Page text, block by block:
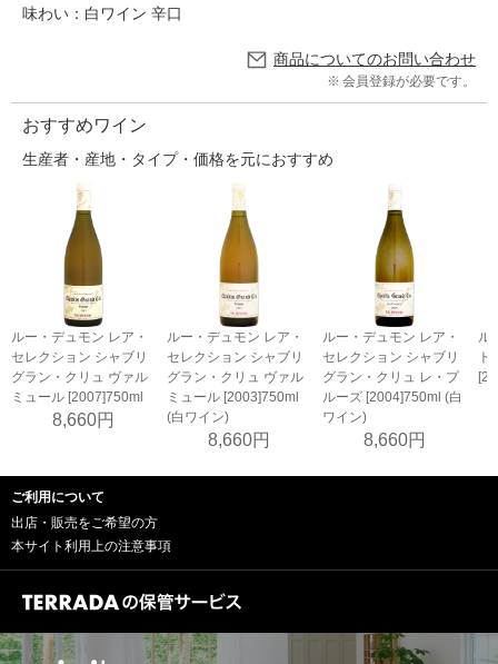
味わい：白ワイン 辛口
商品についてのお問い合わせ
会員登録が必要です。
おすすめワイン
生産者・産地・タイプ・価格を元におすすめ
ルー・デュモン レア・
セレクション シャブリ
グラン・クリュ ヴァル
ミュール [2007]750ml
8,660円
ルー・デュモン レア・
セレクション シャブリ
グラン・クリュ ヴァル
ミュール [2003]750ml
(白ワイン)
8,660円
ルー・デュモン レア・
セレクション シャブリ
グラン・クリュ レ・プ
ルーズ [2004]750ml (白
ワイン)
8,660円
ル
ト
ご利用について
出店・販売をご希望の方
本サイト利用上の注意事項